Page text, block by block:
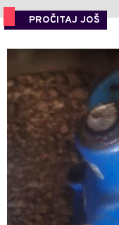
PROČITAJ JOŠ